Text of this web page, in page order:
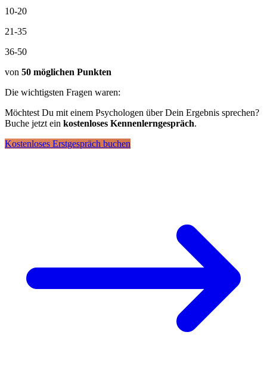
von50 möglichen Punkten
Die wichtigsten Fragen waren:
Möchtest Du mit einem Psychologen über Dein Ergebnis sprechen?